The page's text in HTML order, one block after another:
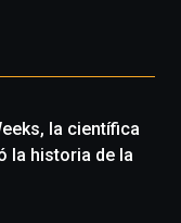
la científica
la historia de la